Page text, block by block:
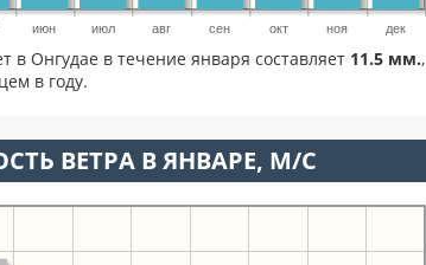
июн июл авг сен окт ноя дек
в Онгудае в течение января составляет 11.5 мм.,
в году.
ВЕТРА В ЯНВАРЕ, М/С